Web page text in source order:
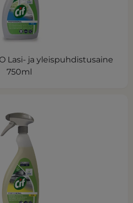
Lasi- ja yleispuhdistusaine
750ml